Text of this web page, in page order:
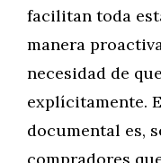
facilitan toda
manera
necesidad de
explícitamente.
documental es,